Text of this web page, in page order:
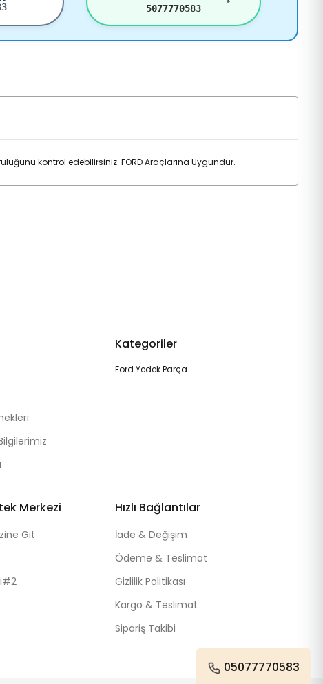
5077770583
kontrol edebilirsiniz. FORD Araçlarına Uygundur.
Kategoriler
Ford Yedek Parça
Merkezi
Git
Hızlı Bağlantılar
İade & Değişim
Ödeme & Teslimat
Gizlilik Politikası
Kargo & Teslimat
Sipariş Takibi
05077770583